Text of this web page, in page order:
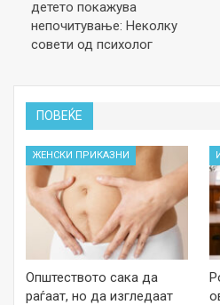
детето покажува
непочитување: Неколку
совети од психолог
ПОВЕЌЕ
ЖЕНСКИ ПРИКАЗНИ
Општеството сака да
раѓаат, но да изгледаат